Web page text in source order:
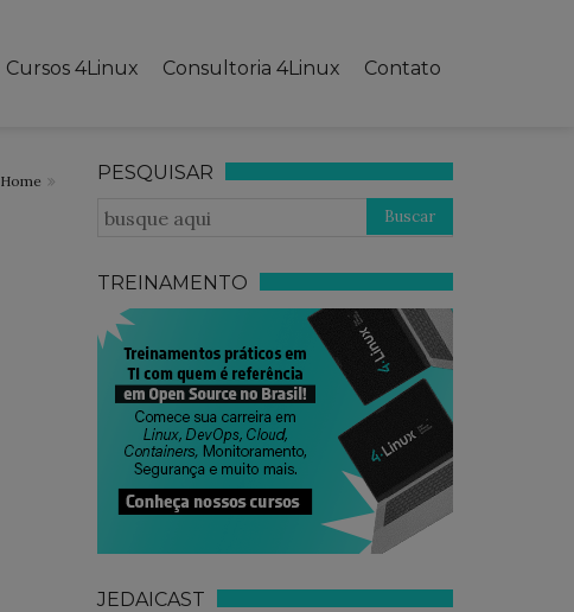
Cursos 4Linux Consultoria 4Linux Contato
Home PESQUISAR
TREINAMENTO
JEDAICAST